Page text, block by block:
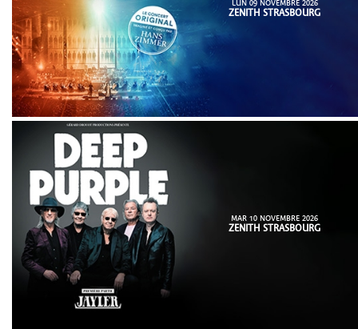
LUN 09 NOVEMBRE 2026
ZENITH STRASBOURG
MAR 10 NOVEMBRE 2026
ZENITH STRASBOURG